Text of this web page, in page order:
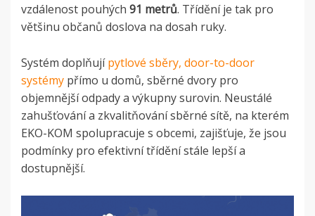
vzdálenost pouhých 91 metrů. Třídění je tak pro
většinu občanů doslova na dosah ruky.
Systém doplňujípytlové sběry, door-to-door
systémy přímo u domů, sběrné dvory pro
objemnější odpady a výkupny surovin. Neustálé
zahušťování a zkvalitňování sběrné sítě, na kterém
EKO-KOM spolupracuje s obcemi, zajišťuje, že jsou
podmínky pro efektivní třídění stále lepší a
dostupnější.